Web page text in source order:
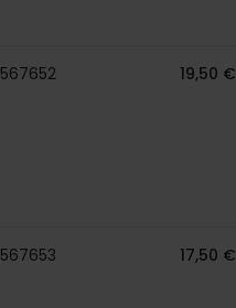
567652 19,50 €
567653 17,50 €